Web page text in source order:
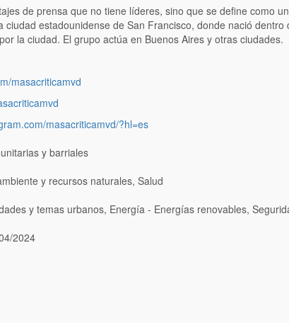
de prensa que no tiene líderes, sino que se define como
ciudad estadounidense de San Francisco, donde nació
la ciudad. El grupo actúa en Buenos Aires y otras ciudades.
masacriticamvd
masacriticamvd/?hl=es
y barriales
y recursos naturales, Salud
y temas urbanos, Energía - Energías renovables,
2024